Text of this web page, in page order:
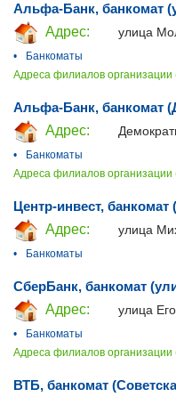
Альфа-Банк, банкомат
Адрес:
улица
•
Банкоматы
Адреса филиалов организации
Альфа-Банк, банкомат
Адрес:
•
Банкоматы
Адреса филиалов организации
Центр-инвест,
Адрес:
улица
•
Банкоматы
СберБанк, банкомат
Адрес:
улица
•
Банкоматы
Адреса филиалов организации
ВТБ, банкомат